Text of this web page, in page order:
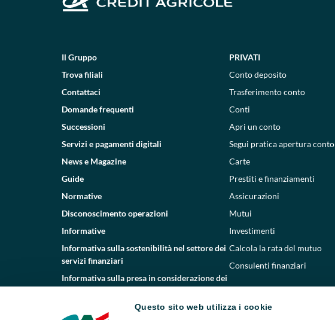
Questo sito web utilizza i cookie
Il Gruppo
Trova filiali
Contattaci
Domande frequenti
Successioni
Servizi e pagamenti digitali
News e Magazine
Guide
Normative
Disconoscimento operazioni
Informative
Informativa sulla sostenibilità nel settore dei
servizi finanziari
Informativa sulla presa in considerazione dei
PRIVATI
Conto deposito
Trasferimento conto
Conti
Apri un conto
Segui pratica apertura conto
Carte
Prestiti e finanziamenti
Assicurazioni
Mutui
Investimenti
Calcola la rata del mutuo
Consulenti finanziari